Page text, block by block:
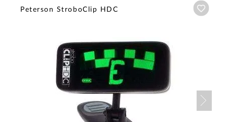
Peterson StroboClip HDC